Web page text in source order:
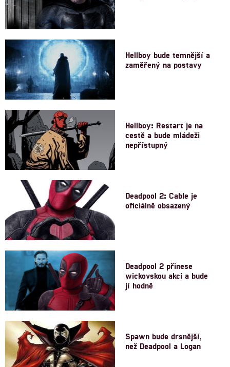
Hellboy bude temnější a
zaměřený na postavy
Hellboy: Restart je na
cestě a bude mládeži
nepřístupný
Deadpool 2: Cable je
oficiálně obsazený
Deadpool 2 přinese
wickovskou akci a bude
jí hodně
Spawn bude drsnější,
než Deadpool a Logan